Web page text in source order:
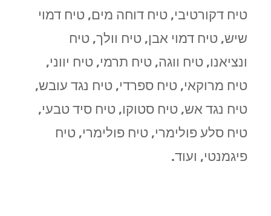
טיח דקורטיבי, טיח דוחה מים, טיח דמוי
שיש, טיח דמוי אבן, טיח וולך, טיח
ונציאנו, טיח ווגה, טיח תרמי, טיח יווני,
טיח מרוקאי, טיח ספרדי, טיח נגד עובש,
טיח נגד אש, טיח סטוקו, טיח סיד טבעי,
טיח סלע פולימרי, טיח פולימרי, טיח
פיגמנטי, ועוד.